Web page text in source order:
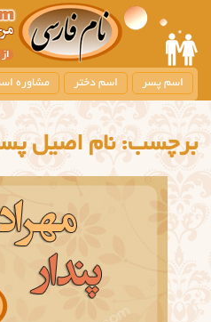
m
i
c
n
t
اسم پسر اسم دختر مشاوره
برچسب:نام اصیل